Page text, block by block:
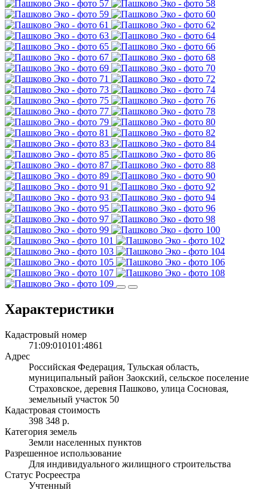
Характеристики
Кадастровый номер
71:09:010101:4861
Адрес
Российская Федерация, Тульская область,
муниципальный район Заокский, сельское поселение
Страховское, деревня Пашково, улица Сосновая,
земельный участок 50
Кадастровая стоимость
398 348 р.
Категория земель
Земли населенных пунктов
Разрешенное использование
Для индивидуального жилищного строительства
Статус Росреестра
Учтенный